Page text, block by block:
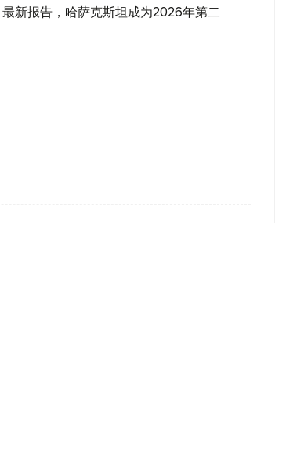
新报告，哈萨克斯坦成为2026年第二